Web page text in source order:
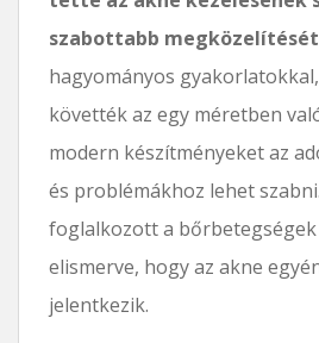
szabottabb
hagyományos
követték az egy méretben
modern készítményeket az
és problémákhoz lehet
foglalkozott a bőrbetegségek
elismerve, hogy az akne
jelentkezik.